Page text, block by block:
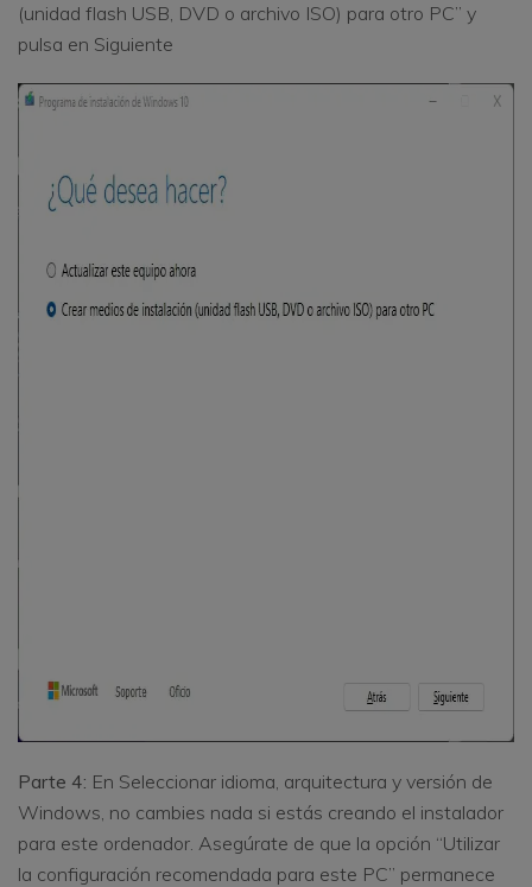
(unidad flash USB, DVD o archivo ISO) para otro PC” y
pulsa en Siguiente
Parte 4: En Seleccionar idioma, arquitectura y versión de
Windows, no cambies nada si estás creando el instalador
para este ordenador. Asegúrate de que la opción “Utilizar
la configuración recomendada para este PC” permanece